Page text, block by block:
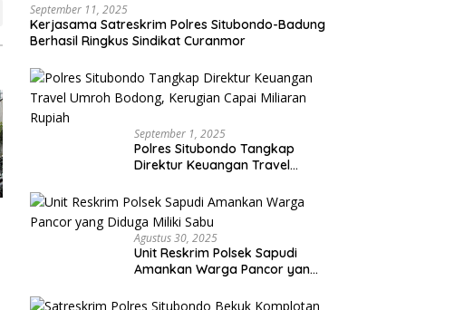
September 11, 2025
Kerjasama Satreskrim Polres Situbondo-Badung
Berhasil Ringkus Sindikat Curanmor
September 1, 2025
Polres Situbondo Tangkap
Direktur Keuangan Travel
Capai Miliaran Rupiah
Agustus 30, 2025
Unit Reskrim Polsek Sapudi
Amankan Warga Pancor yang